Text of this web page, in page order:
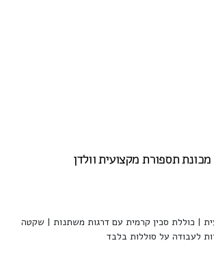
| כוללת סכין קרמית עם דרגות משתנות | שקטה
לעבודה על סוללות בלבד